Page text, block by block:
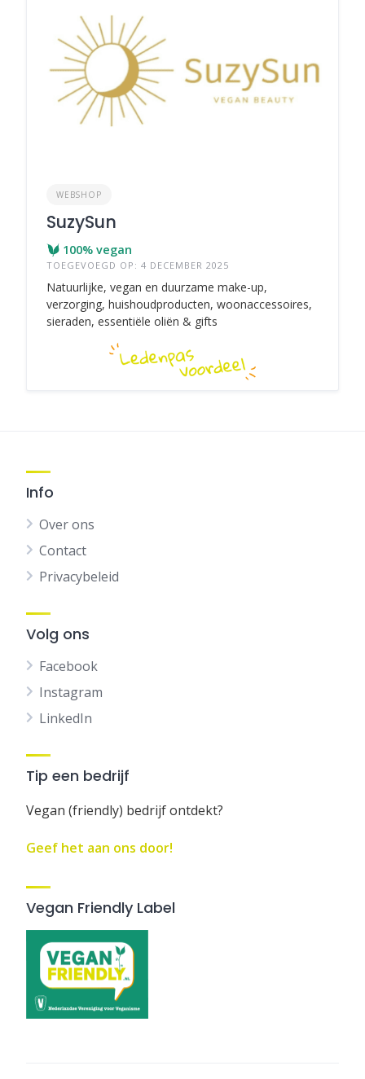
WEBSHOP
SuzySun
100% vegan
TOEGEVOEGD OP: 4 DECEMBER 2025
Natuurlijke, vegan en duurzame make-up,
verzorging, huishoudproducten, woonaccessoires,
sieraden, essentiële oliën & gifts
Info
Over ons
Contact
Privacybeleid
Volg ons
Facebook
Instagram
LinkedIn
Tip een bedrijf
Vegan (friendly) bedrijf ontdekt?
Geef het aan ons door!
Vegan Friendly Label